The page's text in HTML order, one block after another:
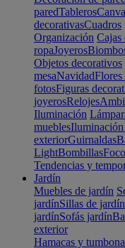
paredTableros
decorativasCuadros
Organización Cajas
ropaJoyeros
Objetos decorativos
mesaNavidad
fotosFiguras
joyerosRelojes
Iluminación
muebles
exteriorGuirnaldas
LightBombillas
Tendencias y
Jardín
Muebles de jardín
jardínSillas de jardín
jardínSofás jardín
exterior
Hamacas y